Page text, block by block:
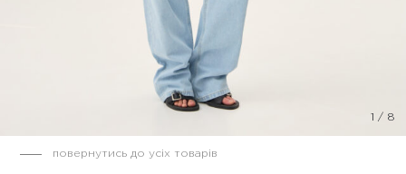
/ 8
повернутись до усіх товарів